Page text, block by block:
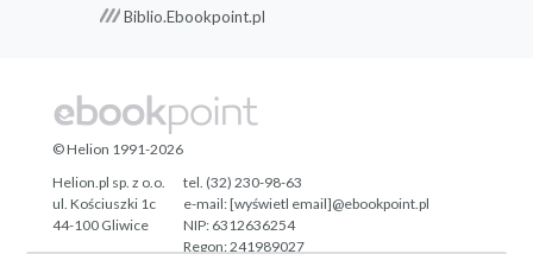
Często wykorzystywane oprogramowanie
Oprogramowanie pośredniczące od zewnętrznych
producentów 129
Podsumowanie 129
11. Wysyłanie wiadomości e-mail 131
Biblio.Ebookpoint.pl
© Helion 1991-2026
Helion.pl sp. z o.o.
ul. Kościuszki 1c
44-100 Gliwice
tel. (32) 230-98-63
e-mail:[wyświetl email]@ebookpoint.pl
NIP: 6312636254
Regon: 241989027